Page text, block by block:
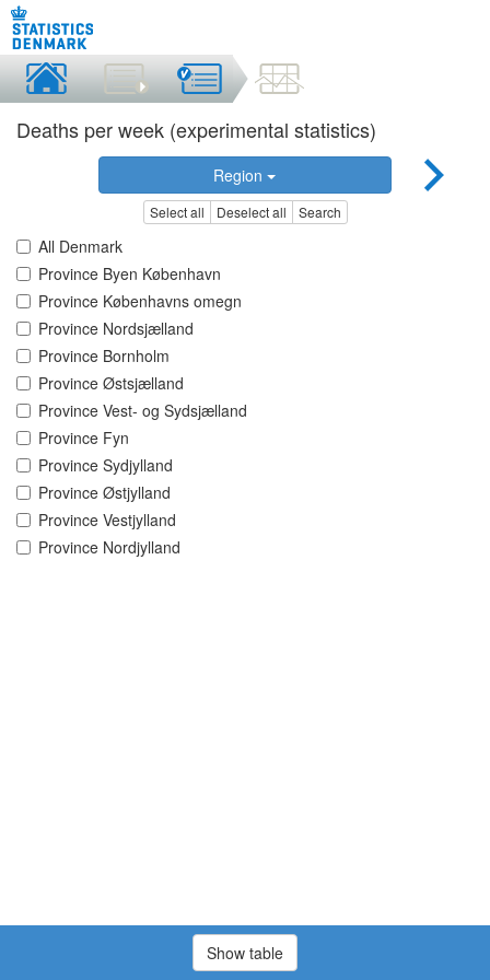
Deaths per week (experimental statistics)
Region
Select all Deselect all Search
All Denmark
Province Byen København
Province Københavns omegn
Province Nordsjælland
Province Bornholm
Province Østsjælland
Province Vest- og Sydsjælland
Province Fyn
Province Sydjylland
Province Østjylland
Province Vestjylland
Province Nordjylland
Show table